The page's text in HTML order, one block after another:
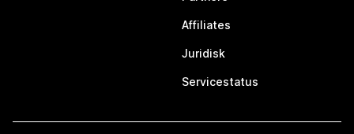
Affiliates
Juridisk
Servicestatus